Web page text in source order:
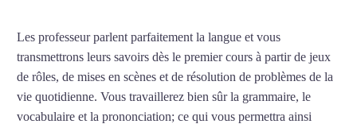
Les professeur parlent parfaitement la langue et vous
transmettrons leurs savoirs dès le premier cours à partir de jeux
de rôles, de mises en scènes et de résolution de problèmes de la
vie quotidienne. Vous travaillerez bien sûr la grammaire, le
vocabulaire et la prononciation; ce qui vous permettra ainsi